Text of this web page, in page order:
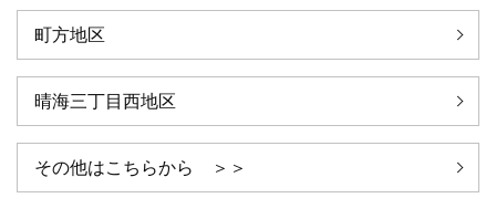
町方地区
晴海三丁目西地区
その他はこちらから ＞＞